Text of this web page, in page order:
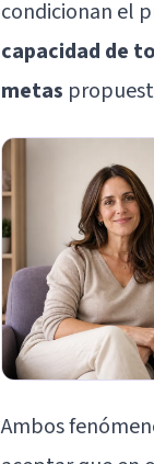
condicionan el
capacidad de
metas
Ambos